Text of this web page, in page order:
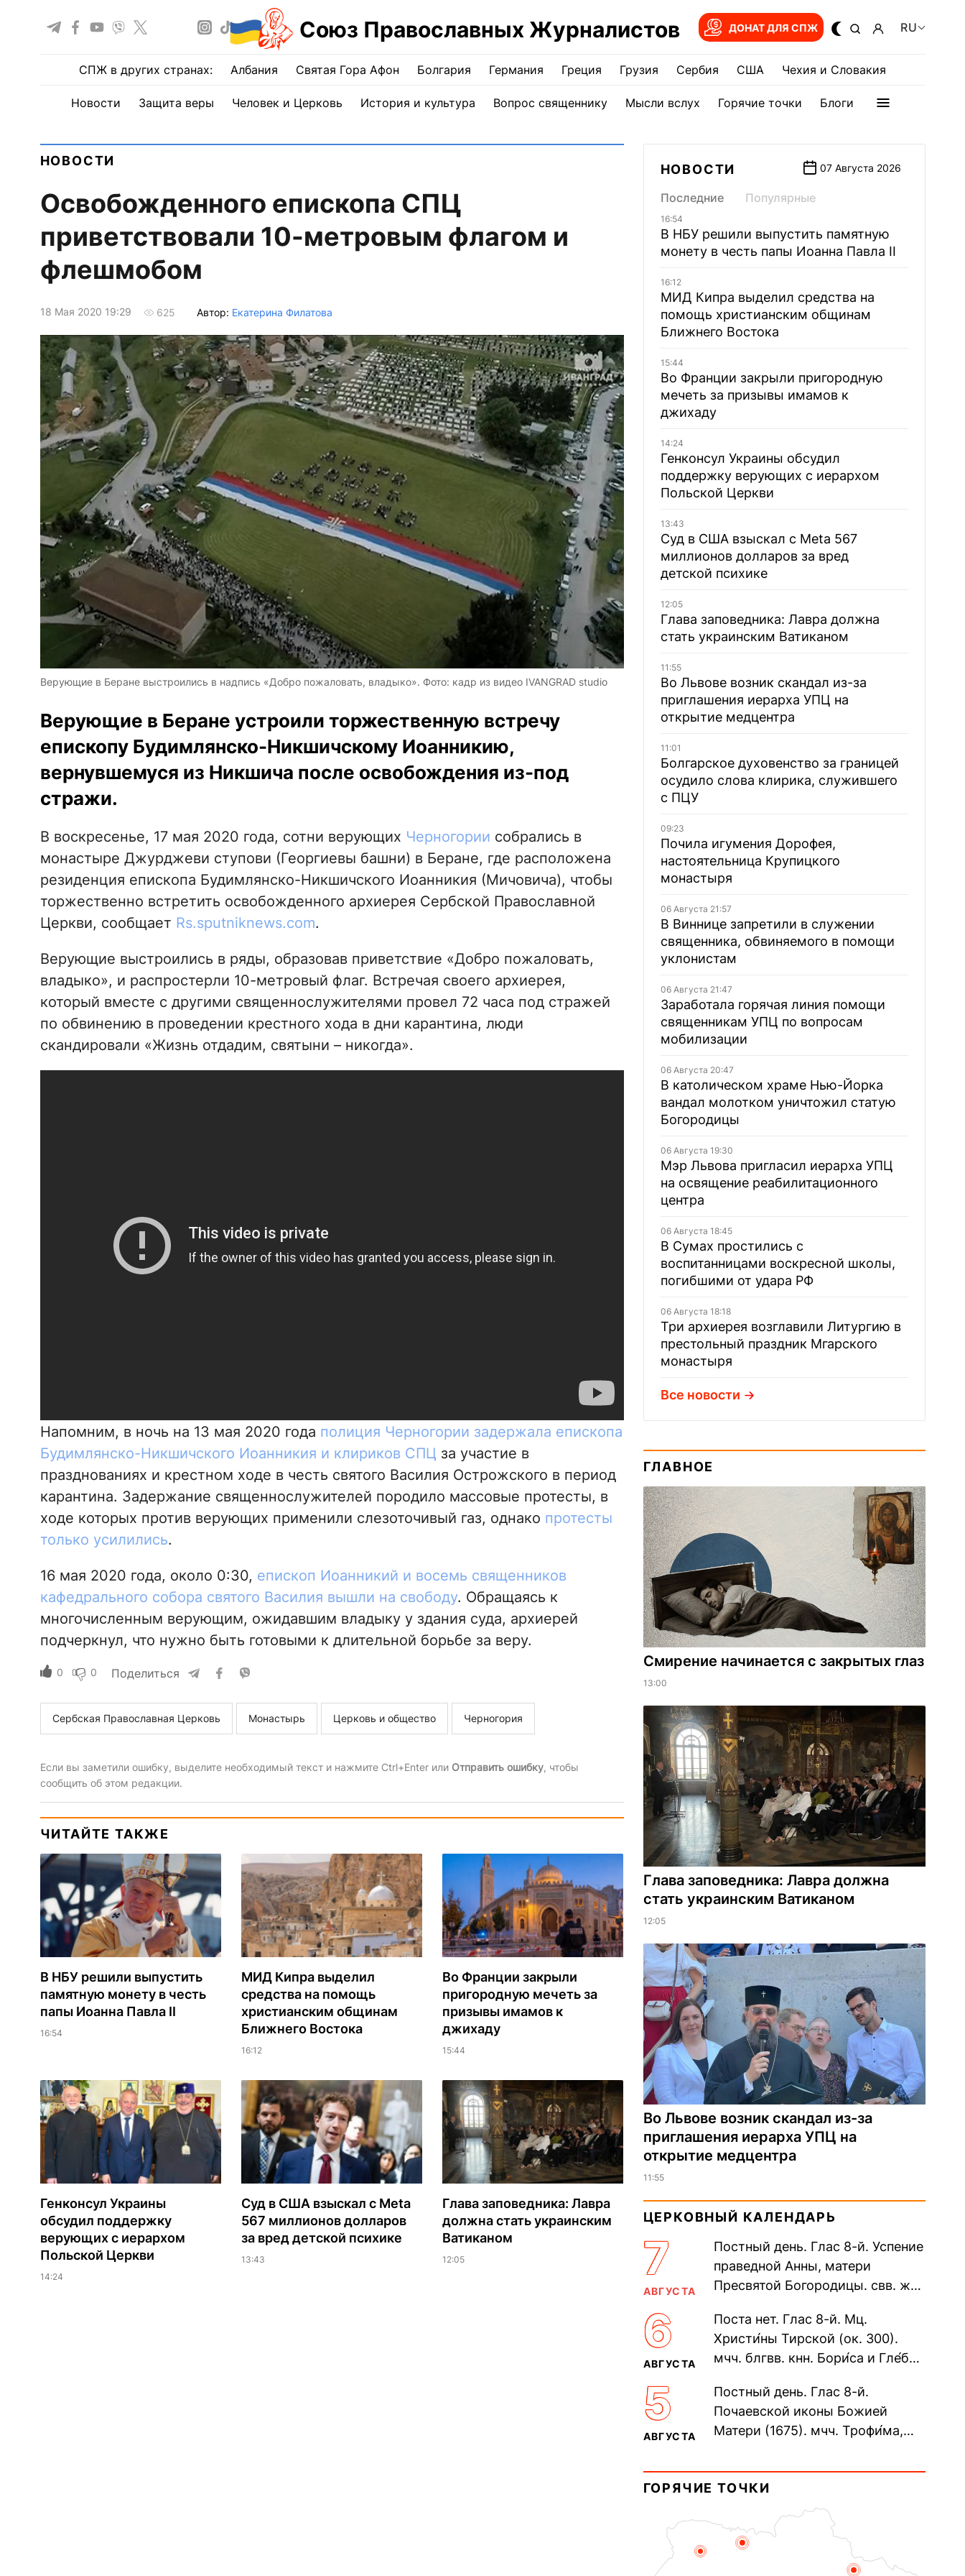
Союз Православных Журналистов ДОНАТ ДЛЯ СПЖ RU
СПЖ в других странах: Албания Святая Гора Афон Болгария Германия Греция Грузия Сербия США Чехия и Словакия
Новости Защита веры Человек и Церковь История и культура Вопрос священнику Мысли вслух Горячие точки Блоги
НОВОСТИ
Освобожденного епископа СПЦ
приветствовали 10-метровым флагом и
флешмобом
18 Мая 2020 19:29 625 Автор: Екатерина Филатова
Верующие в Беране выстроились в надпись «Добро пожаловать, владыко». Фото: кадр из видео IVANGRAD studio
Верующие в Беране устроили торжественную встречу
епископу Будимлянско-Никшичскому Иоанникию,
вернувшемуся из Никшича после освобождения из-под
стражи.
В воскресенье, 17 мая 2020 года, сотни верующих Черногории собрались в
монастыре Джурджеви ступови (Георгиевы башни) в Беране, где расположена
резиденция епископа Будимлянско-Никшичского Иоанникия (Мичовича), чтобы
торжественно встретить освобожденного архиерея Сербской Православной
Церкви, сообщает Rs.sputniknews.com.
Верующие выстроились в ряды, образовав приветствие «Добро пожаловать,
владыко», и распростерли 10-метровый флаг. Встречая своего архиерея,
который вместе с другими священнослужителями провел 72 часа под стражей
по обвинению в проведении крестного хода в дни карантина, люди
скандировали «Жизнь отдадим, святыни – никогда».
Напомним, в ночь на 13 мая 2020 года полиция Черногории задержала епископа
Будимлянско-Никшичского Иоанникия и клириков СПЦ за участие в
празднованиях и крестном ходе в честь святого Василия Острожского в период
карантина. Задержание священнослужителей породило массовые протесты, в
ходе которых против верующих применили слезоточивый газ, однако протесты
только усилились.
16 мая 2020 года, около 0:30, епископ Иоанникий и восемь священников
кафедрального собора святого Василия вышли на свободу. Обращаясь к
многочисленным верующим, ожидавшим владыку у здания суда, архиерей
подчеркнул, что нужно быть готовыми к длительной борьбе за веру.
0 0 Поделиться
Сербская Православная Церковь Монастырь Церковь и общество Черногория
Если вы заметили ошибку, выделите необходимый текст и нажмите Ctrl+Enter или Отправить ошибку, чтобы
сообщить об этом редакции.
ЧИТАЙТЕ ТАКЖЕ
В НБУ решили выпустить
памятную монету в честь
папы Иоанна Павла II
16:54
МИД Кипра выделил
средства на помощь
христианским общинам
Ближнего Востока
16:12
Во Франции закрыли
пригородную мечеть за
призывы имамов к
джихаду
15:44
Генконсул Украины
обсудил поддержку
верующих с иерархом
Польской Церкви
14:24
Суд в США взыскал с Meta
567 миллионов долларов
за вред детской психике
13:43
Глава заповедника: Лавра
должна стать украинским
Ватиканом
12:05
НОВОСТИ 07 Августа 2026
Последние Популярные
16:54
В НБУ решили выпустить памятную
монету в честь папы Иоанна Павла II
16:12
МИД Кипра выделил средства на
помощь христианским общинам
Ближнего Востока
15:44
Во Франции закрыли пригородную
мечеть за призывы имамов к
джихаду
14:24
Генконсул Украины обсудил
поддержку верующих с иерархом
Польской Церкви
13:43
Суд в США взыскал с Meta 567
миллионов долларов за вред
детской психике
12:05
Глава заповедника: Лавра должна
стать украинским Ватиканом
11:55
Во Львове возник скандал из-за
приглашения иерарха УПЦ на
открытие медцентра
11:01
Болгарское духовенство за границей
осудило слова клирика, служившего
с ПЦУ
09:23
Почила игумения Дорофея,
настоятельница Крупицкого
монастыря
06 Августа 21:57
В Виннице запретили в служении
священника, обвиняемого в помощи
уклонистам
06 Августа 21:47
Заработала горячая линия помощи
священникам УПЦ по вопросам
мобилизации
06 Августа 20:47
В католическом храме Нью-Йорка
вандал молотком уничтожил статую
Богородицы
06 Августа 19:30
Мэр Львова пригласил иерарха УПЦ
на освящение реабилитационного
центра
06 Августа 18:45
В Сумах простились с
воспитанницами воскресной школы,
погибшими от удара РФ
06 Августа 18:18
Три архиерея возглавили Литургию в
престольный праздник Мгарского
монастыря
Все новости
ГЛАВНОЕ
Смирение начинается с закрытых глаз
13:00
Глава заповедника: Лавра должна
стать украинским Ватиканом
12:05
Во Львове возник скандал из-за
приглашения иерарха УПЦ на
открытие медцентра
11:55
ЦЕРКОВНЫЙ КАЛЕНДАРЬ
7
АВГУСТА
Постный день. Глас 8-й. Успение
праведной Анны, матери
Пресвятой Богородицы. свв. жен
прп. Евпракси́и девы,...
6
АВГУСТА
Поста нет. Глас 8-й. Мц.
Христи́ны Тирской (ок. 300).
мчч. блгвв. кнн. Бори́са и Гле́ба,
Дави́да (1015). Прп....
5
АВГУСТА
Постный день. Глас 8-й.
Почаевской иконы Божией
Матери (1675). мчч. Трофи́ма,
мучеников (284–305). прав.
воина Фео́дора...
ГОРЯЧИЕ ТОЧКИ